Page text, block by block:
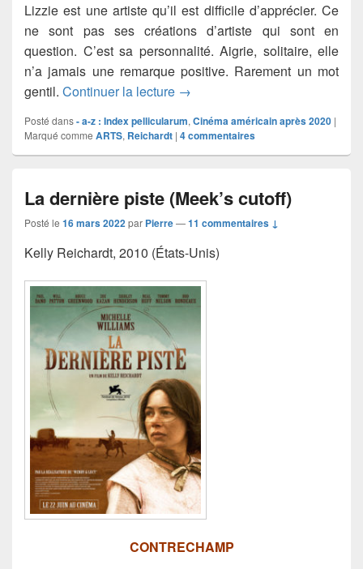
Lizzie est une artiste qu’il est difficile d’apprécier. Ce
ne sont pas ses créations d’artiste qui sont en
question. C’est sa personnalité. Aigrie, solitaire, elle
n’a jamais une remarque positive. Rarement un mot
gentil. Continuer la lecture Showing up
→
Posté dans- a-z : Index pellicularum,Cinéma américain après 2020 |
Marqué comme ARTS, Reichardt | 4commentaires
La dernière piste (Meek’s cutoff)
Posté le 16 mars 2022par Pierre—11 commentaires ↓
Kelly Reichardt, 2010 (États-Unis)
CONTRECHAMP